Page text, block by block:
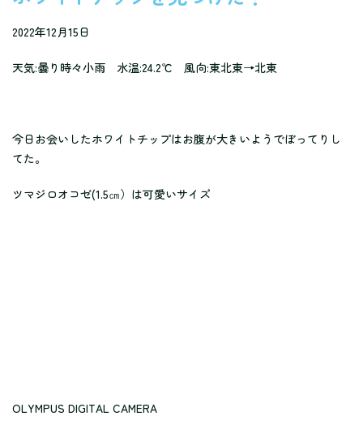
2022年12月15日
天気:曇り時々小雨 水温:24.2℃ 風向:東北東→北東
今日お会いしたホワイトチップはお腹が大きいようでぼってりし
てた。
ツマジロオコゼ(1.5㎝）は可愛いサイズ
OLYMPUS DIGITAL CAMERA